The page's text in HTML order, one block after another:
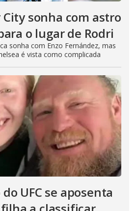
sonha com astro
o lugar de Rodri
sonha com Enzo Fernández, mas
é vista como complicada
UFC se aposenta